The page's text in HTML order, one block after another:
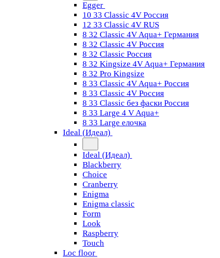
Egger
10 33 Classic 4V Россия
12 33 Classic 4V RUS
8 32 Classic 4V Aqua+ Германия
8 32 Classic 4V Россия
8 32 Classic Россия
8 32 Kingsize 4V Aqua+ Германия
8 32 Pro Kingsize
8 33 Classic 4V Aqua+ Россия
8 33 Classic 4V Россия
8 33 Classic без фаски Россия
8 33 Large 4 V Aqua+
8 33 Large елочка
Ideal (Идеал)
Ideal (Идеал)
Blackberry
Choice
Cranberry
Enigma
Enigma classic
Form
Look
Raspberry
Touch
Loc floor